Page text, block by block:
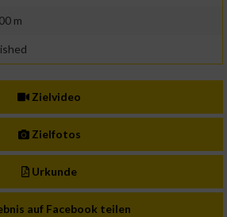
m
Zielvideo
Zielfotos
Urkunde
auf Facebook teilen